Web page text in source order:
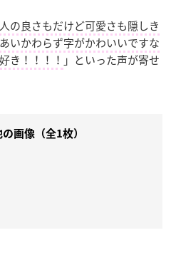
人の良さもだけど可愛さも隠しき
いかわらず字がかわいいですな
き！！！！ 」といった声が寄せ
画像（全1枚）